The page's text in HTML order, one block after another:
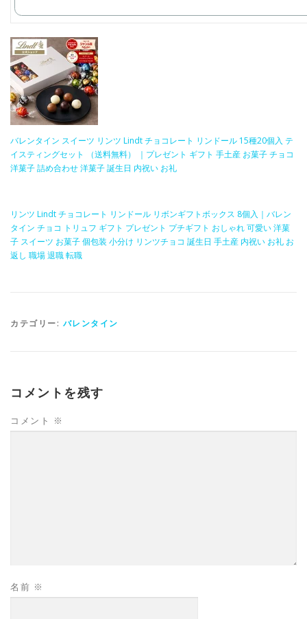
バレンタイン スイーツ リンツ Lindt チョコレート リンドール 15種20個入 テ
イスティングセット （送料無料） ｜プレゼント ギフト 手土産 お菓子 チョコ
洋菓子 詰め合わせ 洋菓子 誕生日 内祝い お礼
リンツ Lindt チョコレート リンドール リボンギフトボックス 8個入｜バレン
タイン チョコ トリュフ ギフト プレゼント プチギフト おしゃれ 可愛い 洋菓
子 スイーツ お菓子 個包装 小分け リンツチョコ 誕生日 手土産 内祝い お礼 お
返し 職場 退職 転職
カテゴリー: バレンタイン
コメントを残す
コメント ※
名前 ※